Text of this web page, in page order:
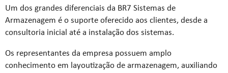
Um dos grandes diferenciais da BR7 Sistemas de
Armazenagem é o suporte oferecido aos clientes, desde a
consultoria inicial até a instalação dos sistemas.
Os representantes da empresa possuem amplo
conhecimento em layoutização de armazenagem, auxiliando